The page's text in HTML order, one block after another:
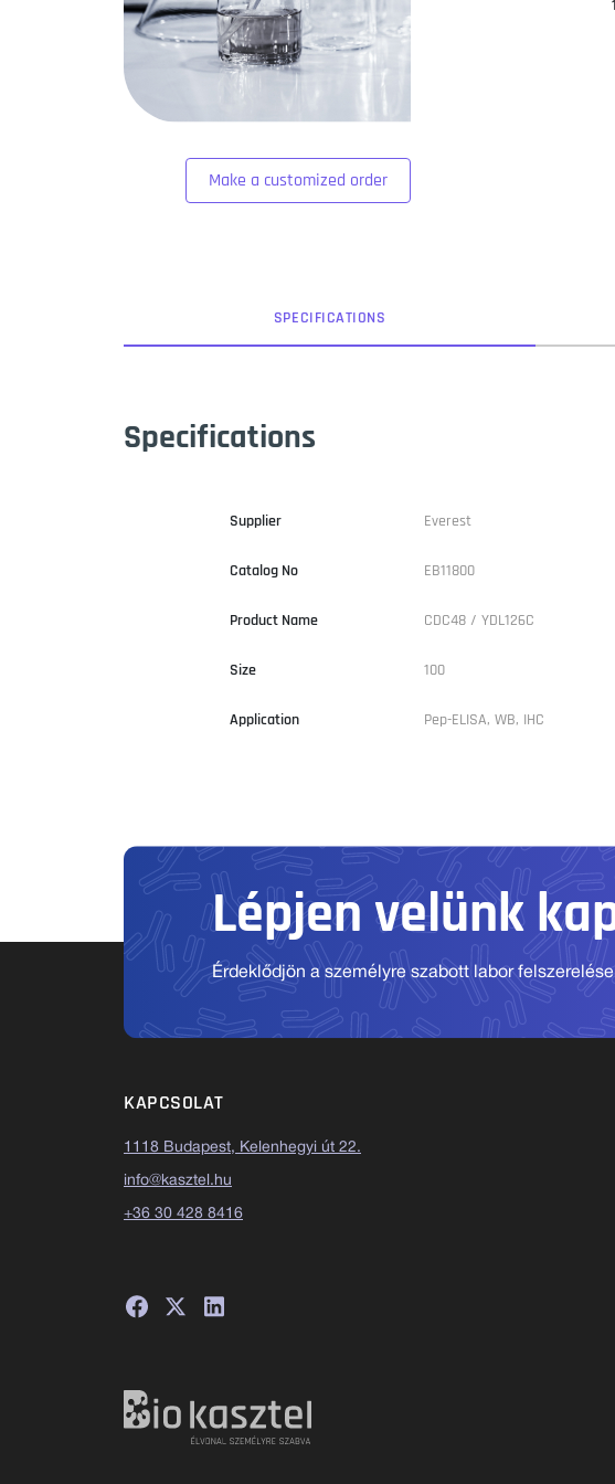
Make a customized order
SPECIFICATIONS
Specifications
Supplier Everest
Catalog No EB11800
Product Name CDC48 / YDL126C
Size 100
Application Pep-ELISA, WB, IHC
Lépjen velünk
Érdeklődjön a személyre szabott labor
KAPCSOLAT
1118 Budapest, Kelenhegyi út 22.
info@kasztel.hu
+36 30 428 8416